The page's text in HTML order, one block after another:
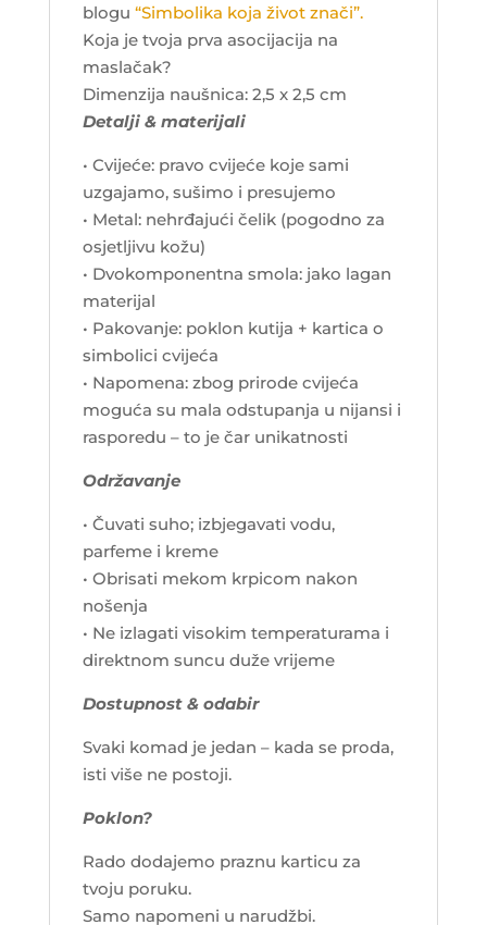
blogu “Simbolika koja život znači”.
Koja je tvoja prva asocijacija na
maslačak?
Dimenzija naušnica: 2,5 x 2,5 cm
Detalji & materijali
• Cvijeće: pravo cvijeće koje sami
uzgajamo, sušimo i presujemo
• Metal: nehrđajući čelik (pogodno za
osjetljivu kožu)
• Dvokomponentna smola: jako lagan
materijal
• Pakovanje: poklon kutija + kartica o
simbolici cvijeća
• Napomena: zbog prirode cvijeća
moguća su mala odstupanja u nijansi i
rasporedu – to je čar unikatnosti
Održavanje
• Čuvati suho; izbjegavati vodu,
parfeme i kreme
• Obrisati mekom krpicom nakon
nošenja
• Ne izlagati visokim temperaturama i
direktnom suncu duže vrijeme
Dostupnost & odabir
Svaki komad je jedan – kada se proda,
isti više ne postoji.
Poklon?
Rado dodajemo praznu karticu za
tvoju poruku.
Samo napomeni u narudžbi.